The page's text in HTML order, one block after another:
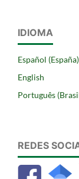
IDIOMA
Español (España)
English
Português
REDES